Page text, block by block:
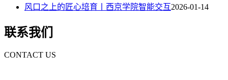
风口之上的匠心培育丨西京学院智能交互2026-01-14
联系我们
CONTACT US